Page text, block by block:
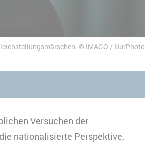
IMAGO / NurPhoto
Versuchen der
nationalisierte Perspektive,